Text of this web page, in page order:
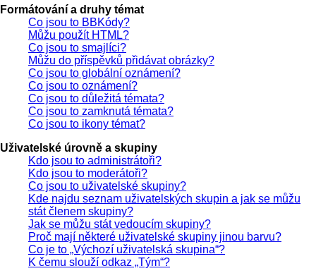
Formátování a druhy témat
Co jsou to BBKódy?
Můžu použít HTML?
Co jsou to smajlíci?
Můžu do příspěvků přidávat obrázky?
Co jsou to globální oznámení?
Co jsou to oznámení?
Co jsou to důležitá témata?
Co jsou to zamknutá témata?
Co jsou to ikony témat?
Uživatelské úrovně a skupiny
Kdo jsou to administrátoři?
Kdo jsou to moderátoři?
Co jsou to uživatelské skupiny?
Kde najdu seznam uživatelských skupin a jak se můžu
stát členem skupiny?
Jak se můžu stát vedoucím skupiny?
Proč mají některé uživatelské skupiny jinou barvu?
Co je to „Výchozí uživatelská skupina“?
K čemu slouží odkaz „Tým“?